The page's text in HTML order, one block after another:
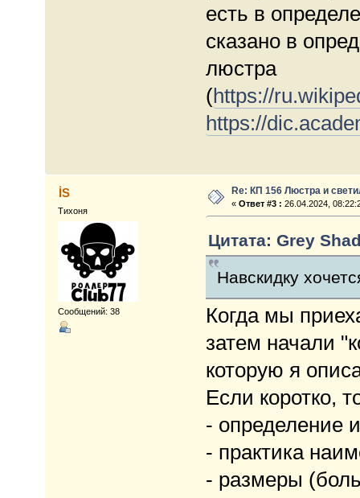
есть в
сказано в
люстра
(https://
https://
İS
Тихоня
Сообщений: 38
Re: КП 156 Люстра и
«Ответ #3 : 26.04.2024,
Цитата: Grey
Навскидку
Когда мы
затем начали
которую я
Если коротко,
- определение
- практика
- размеры